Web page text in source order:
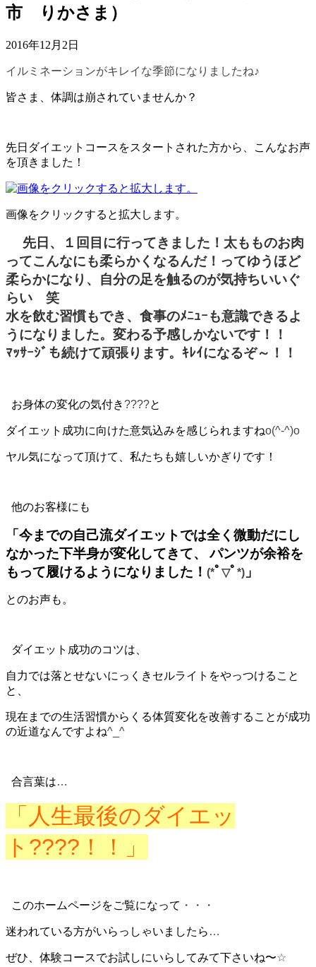
市 りかさま）
2016年12月2日
イルミネーションがキレイな季節になりましたね♪
皆さま、体調は崩されていませんか？
先日ダイエットコースをスタートされた方から、こんなお声
を頂きました！
画像をクリックすると拡大します。
先日、１回目に行ってきました！太もものお肉
ってこんなにも柔らかくなるんだ！ってゆうほど
柔らかになり、自分の足を触るのが気持ちいいぐ
らい 笑
水を飲む習慣もでき、食事のﾒﾆｭｰも意識できるよ
うになりました。変わる予感しかないです！！
ﾏｯｻｰｼﾞも続けて頑張ります。ｷﾚｲになるぞ～！！
お身体の変化の気付き????と
ダイエット成功に向けた意気込みを感じられますねo(^-^)o
ヤル気になって頂けて、私たちも嬉しいかぎりです！
他のお客様にも
「今までの自己流ダイエットでは全く微動だにし
なかった下半身が変化してきて、
パンツが余裕を
もって履けるようになりました！ (*ﾟ ▽ﾟ *) 」
とのお声も。
ダイエット成功のコツは、
自力では落とせないにっくきセルライトをやっつけること
と、
現在までの生活習慣からくる体質変化を改善することが成功
の近道なんですよね^_^
合言葉は…
「人生最後のダイエッ
ト ???? ！！」
このホームページをご覧になって ・・・
迷われている方がいらっしゃいましたら …
ぜひ、体験コースでお試しにいらしてみて下さいね〜☆